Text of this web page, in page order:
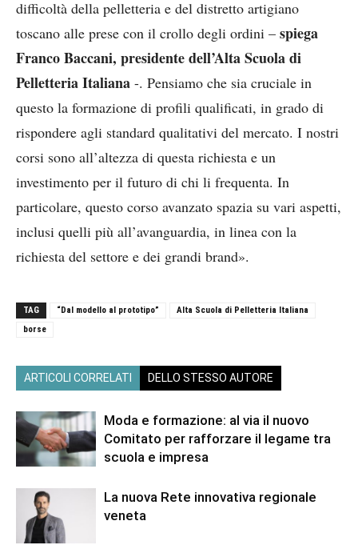
difficoltà della pelletteria e del distretto artigiano
toscano alle prese con il crollo degli ordini – spiega
Franco Baccani, presidente dell’Alta Scuola di
Pelletteria Italiana -. Pensiamo che sia cruciale in
questo la formazione di profili qualificati, in grado di
rispondere agli standard qualitativi del mercato. I nostri
corsi sono all’altezza di questa richiesta e un
investimento per il futuro di chi li frequenta. In
particolare, questo corso avanzato spazia su vari aspetti,
inclusi quelli più all’avanguardia, in linea con la
richiesta del settore e dei grandi brand».
TAG “Dal modello al prototipo”
Alta Scuola di Pelletteria Italiana
borse
ARTICOLI CORRELATI DELLO STESSO AUTORE
Moda e formazione: al via il nuovo
Comitato per rafforzare il legame tra
scuola e impresa
La nuova Rete innovativa regionale
veneta